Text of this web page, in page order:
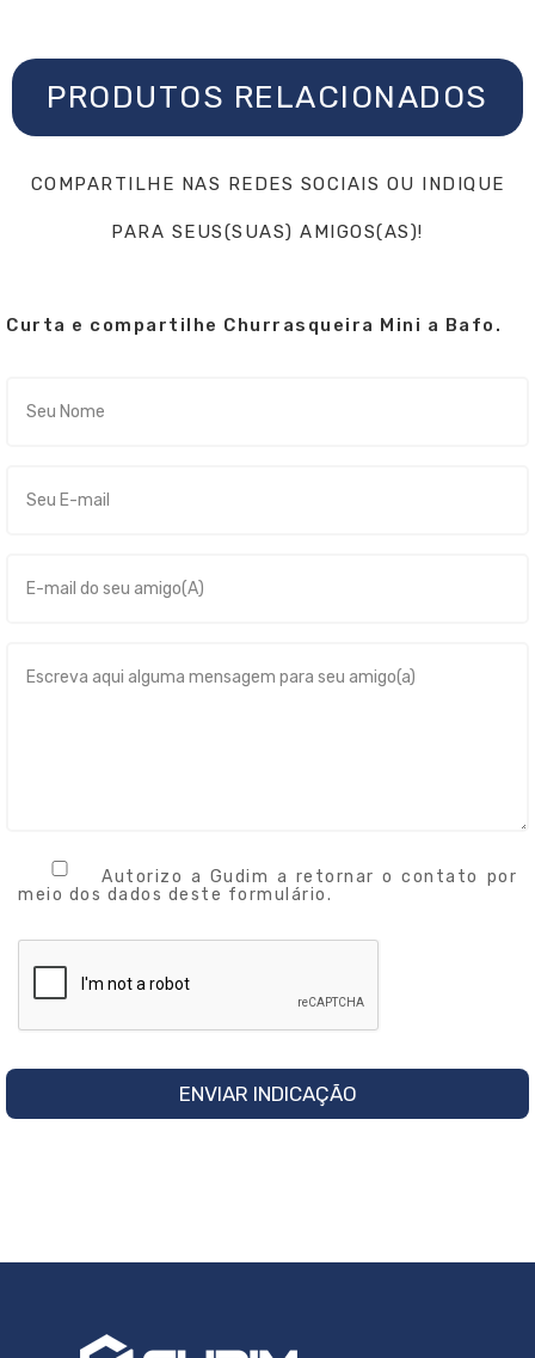
PRODUTOS RELACIONADOS
COMPARTILHE NAS REDES SOCIAIS OU INDIQUE
PARA SEUS(SUAS) AMIGOS(AS)!
Curta e compartilhe Churrasqueira Mini a Bafo.
Autorizo a Gudim a retornar o contato por
meio dos dados deste formulário.